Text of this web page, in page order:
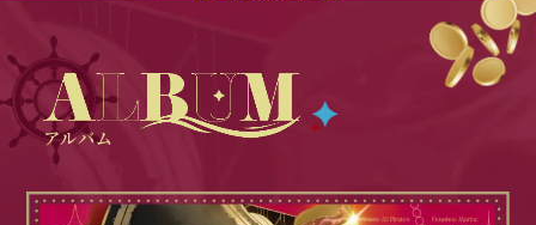
アルバム